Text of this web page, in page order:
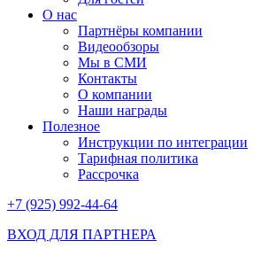
О нас
Партнёры компании
Видеообзоры
Мы в СМИ
Контакты
О компании
Наши награды
Полезное
Инструкции по интеграции
Тарифная политика
Рассрочка
+7 (925) 992-44-64
ВХОД ДЛЯ ПАРТНЕРА